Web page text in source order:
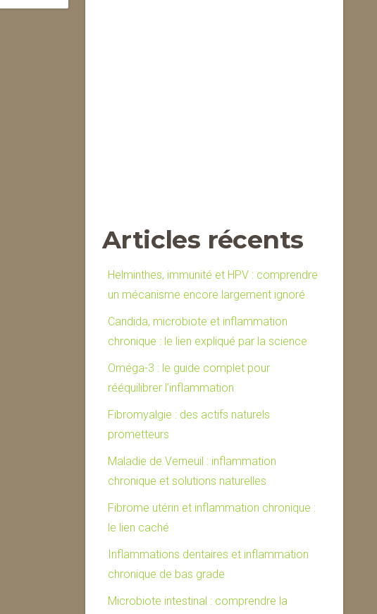
Articles récents
Helminthes, immunité et HPV : comprendre
un mécanisme encore largement ignoré
Candida, microbiote et inflammation
chronique : le lien expliqué par la science
Oméga-3 : le guide complet pour
rééquilibrer l’inflammation
Fibromyalgie : des actifs naturels
prometteurs
Maladie de Verneuil : inflammation
chronique et solutions naturelles
Fibrome utérin et inflammation chronique :
le lien caché
Inflammations dentaires et inflammation
chronique de bas grade
Microbiote intestinal : comprendre la